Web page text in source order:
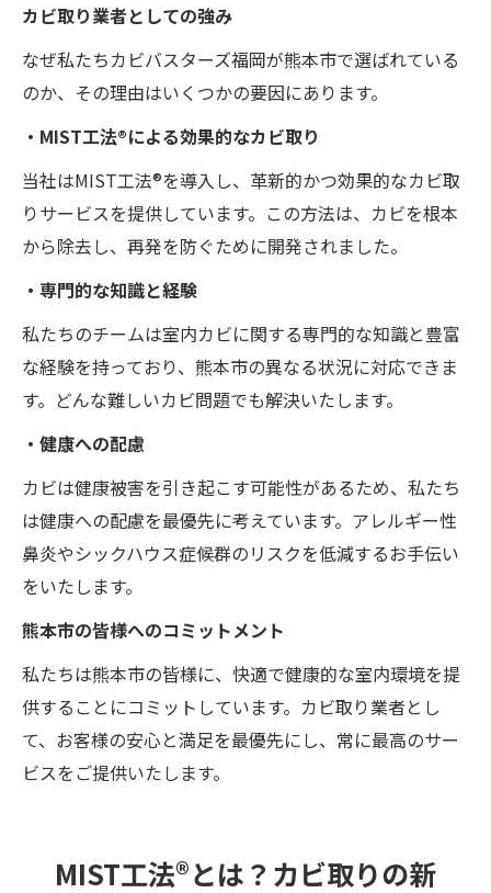
カビ取り業者としての強み
なぜ私たちカビバスターズ福岡が熊本市で選ばれている
のか、その理由はいくつかの要因にあります。
・MIST工法®による効果的なカビ取り
当社はMIST工法®を導入し、革新的かつ効果的なカビ取
りサービスを提供しています。この方法は、カビを根本
から除去し、再発を防ぐために開発されました。
・専門的な知識と経験
私たちのチームは室内カビに関する専門的な知識と豊富
な経験を持っており、熊本市の異なる状況に対応できま
す。どんな難しいカビ問題でも解決いたします。
・健康への配慮
カビは健康被害を引き起こす可能性があるため、私たち
は健康への配慮を最優先に考えています。アレルギー性
鼻炎やシックハウス症候群のリスクを低減するお手伝い
をいたします。
熊本市の皆様へのコミットメント
私たちは熊本市の皆様に、快適で健康的な室内環境を提
供することにコミットしています。カビ取り業者とし
て、お客様の安心と満足を最優先にし、常に最高のサー
ビスをご提供いたします。
MIST工法®とは？カビ取りの新